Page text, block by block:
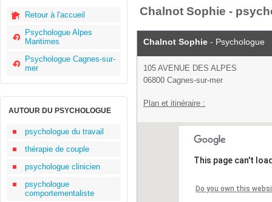
Retour à l'accueil
Psychologue Alpes
Maritimes
Psychologue Cagnes-sur-
mer
AUTOUR DU PSYCHOLOGUE
psychologue du travail
thérapie de couple
psychologue clinicien
psychologue
comportementaliste
Chalnot Sophie -
Chalnot Sophie - Psychologue
105 AVENUE DES ALPES
06800 Cagnes-sur-mer
Plan et itinéraire :
This page can't
Do you own this